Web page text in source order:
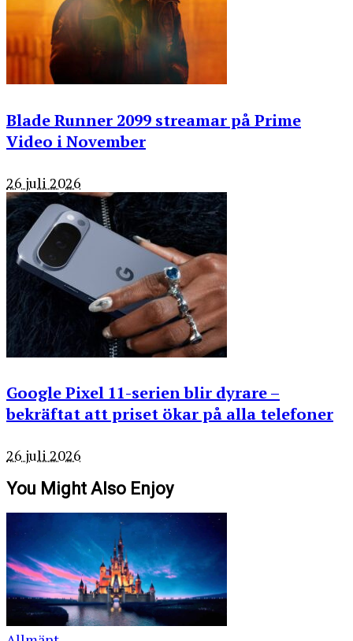
Blade Runner 2099 streamar på Prime
Video i November
26 juli 2026
Google Pixel 11-serien blir dyrare –
bekräftat att priset ökar på alla telefoner
26 juli 2026
You Might Also Enjoy